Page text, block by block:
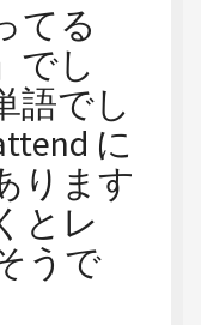
てる
でし
語でし
に
ります
とレ
うで